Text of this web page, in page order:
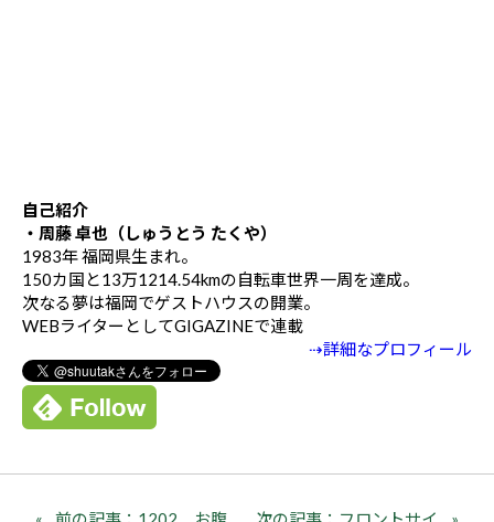
自己紹介
・周藤 卓也（しゅうとう たくや）
1983年 福岡県生まれ。
150カ国と13万1214.54kmの自転車世界一周を達成。
次なる夢は福岡でゲストハウスの開業。
WEBライターとしてGIGAZINEで連載
⇢詳細なプロフィール